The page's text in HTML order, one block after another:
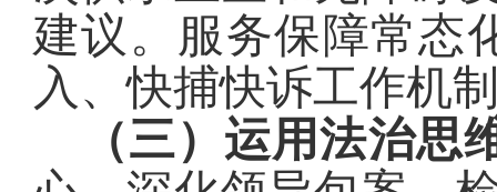
建议。服务保障常态
入、快捕快诉工作机
（三）运用法治思